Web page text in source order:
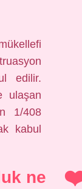
edilir.
ulaşan
1/408
kabul
ne